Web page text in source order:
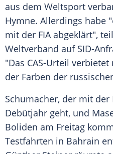
aus dem Weltsport
Hymne. Allerdings habe
mit der FIA abgeklärt",
Weltverband auf SID-
"Das CAS-Urteil
der Farben der
Schumacher, der mit der
Debütjahr geht, und
Boliden am Freitag
Testfahrten in Bahrain